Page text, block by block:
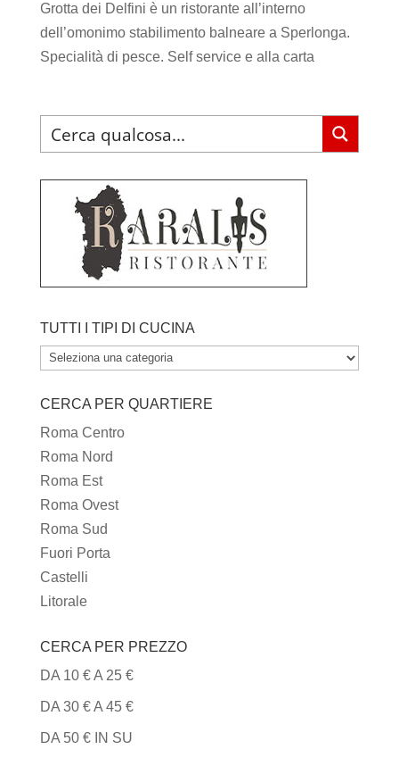
Grotta dei Delfini è un ristorante all’interno
dell’omonimo stabilimento balneare a Sperlonga.
Specialità di pesce. Self service e alla carta
TUTTI I TIPI DI CUCINA
TUTTI
TIPI
DI
CUCINA
CERCA PER QUARTIERE
Roma Centro
Roma Nord
Roma Est
Roma Ovest
Roma Sud
Fuori Porta
Castelli
Litorale
CERCA PER PREZZO
DA 10 € A 25 €
DA 30 € A 45 €
DA 50 € IN SU